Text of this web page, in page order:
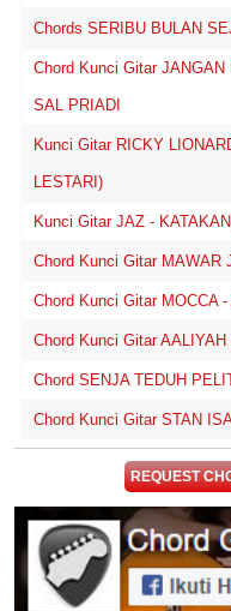
Chords SERIBU BULAN
Chord Kunci Gitar
SAL PRIADI
Kunci Gitar RICKY
LESTARI)
Kunci Gitar JAZ -
Chord Kunci Gitar MAWAR
Chord Kunci Gitar MOCCA
Chord Kunci Gitar
Chord SENJA TEDUH
Chord Kunci Gitar STAN
REQUEST